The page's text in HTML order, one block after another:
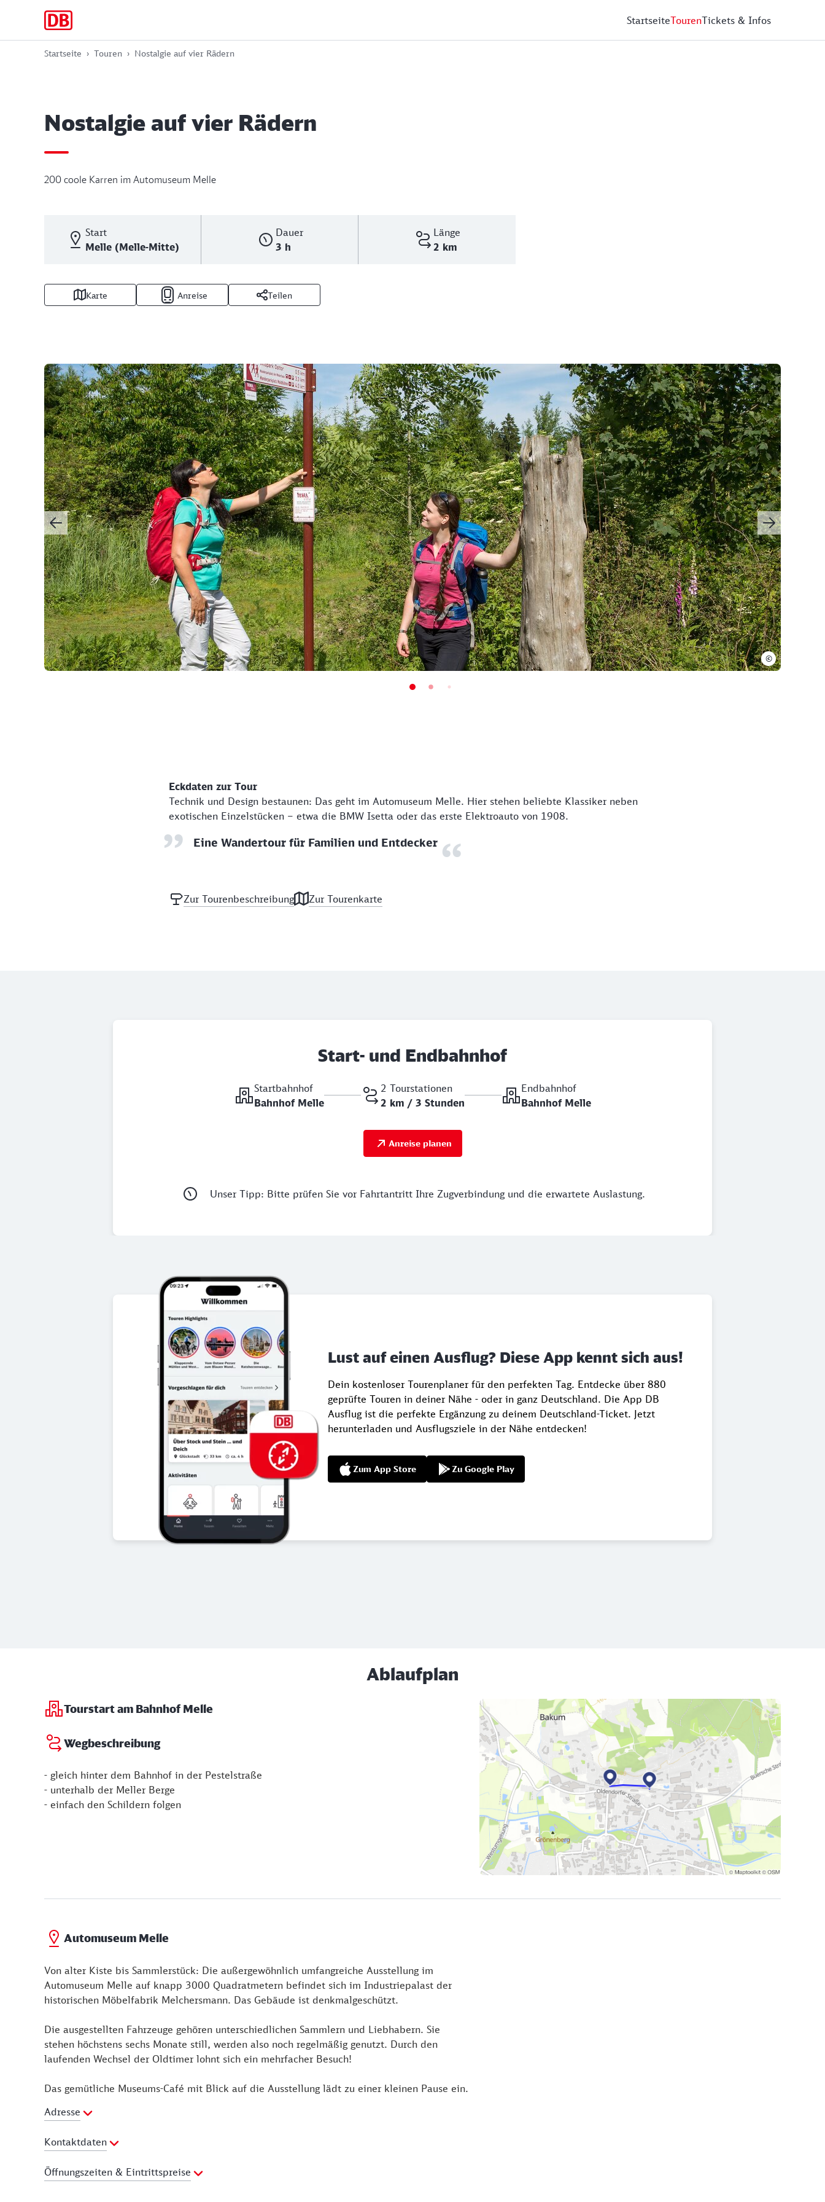
StartseiteTourenTickets & Infos
Startseite Touren Nostalgie auf vier Rädern
Nostalgie auf vier Rädern
200 coole Karren im Automuseum Melle
Start
Melle (Melle-Mitte)
Dauer
3 h
Länge
2 km
Karte Anreise Teilen
©
Eckdaten zur Tour
Technik und Design bestaunen: Das geht im Automuseum Melle. Hier stehen beliebte Klassiker neben
exotischen Einzelstücken – etwa die BMW Isetta oder das erste Elektroauto von 1908.
Eine Wandertour für Familien und Entdecker
Zur Tourenbeschreibung Zur Tourenkarte
Start- und Endbahnhof
Startbahnhof
Bahnhof Melle
2 Tourstationen
2 km / 3 Stunden
Endbahnhof
Bahnhof Melle
Anreise planen
Unser Tipp: Bitte prüfen Sie vor Fahrtantritt Ihre Zugverbindung und die erwartete Auslastung.
Lust auf einen Ausflug? Diese App kennt sich aus!
Dein kostenloser Tourenplaner für den perfekten Tag. Entdecke über 880
geprüfte Touren in deiner Nähe - oder in ganz Deutschland. Die App DB
Ausflug ist die perfekte Ergänzung zu deinem Deutschland-Ticket. Jetzt
herunterladen und Ausflugsziele in der Nähe entdecken!
Zum App Store Zu Google Play
Ablaufplan
Tourstart am Bahnhof Melle
Wegbeschreibung
- gleich hinter dem Bahnhof in der Pestelstraße
- unterhalb der Meller Berge
- einfach den Schildern folgen
Automuseum Melle
Von alter Kiste bis Sammlerstück: Die außergewöhnlich umfangreiche Ausstellung im
Automuseum Melle auf knapp 3000 Quadratmetern befindet sich im Industriepalast der
historischen Möbelfabrik Melchersmann. Das Gebäude ist denkmalgeschützt.
Die ausgestellten Fahrzeuge gehören unterschiedlichen Sammlern und Liebhabern. Sie
stehen höchstens sechs Monate still, werden also noch regelmäßig genutzt. Durch den
laufenden Wechsel der Oldtimer lohnt sich ein mehrfacher Besuch!
Das gemütliche Museums-Café mit Blick auf die Ausstellung lädt zu einer kleinen Pause ein.
Adresse
Kontaktdaten
Telefon:05422 46838
Webseite:http://www.automuseum-melle.de
Öffnungszeiten & Eintrittspreise